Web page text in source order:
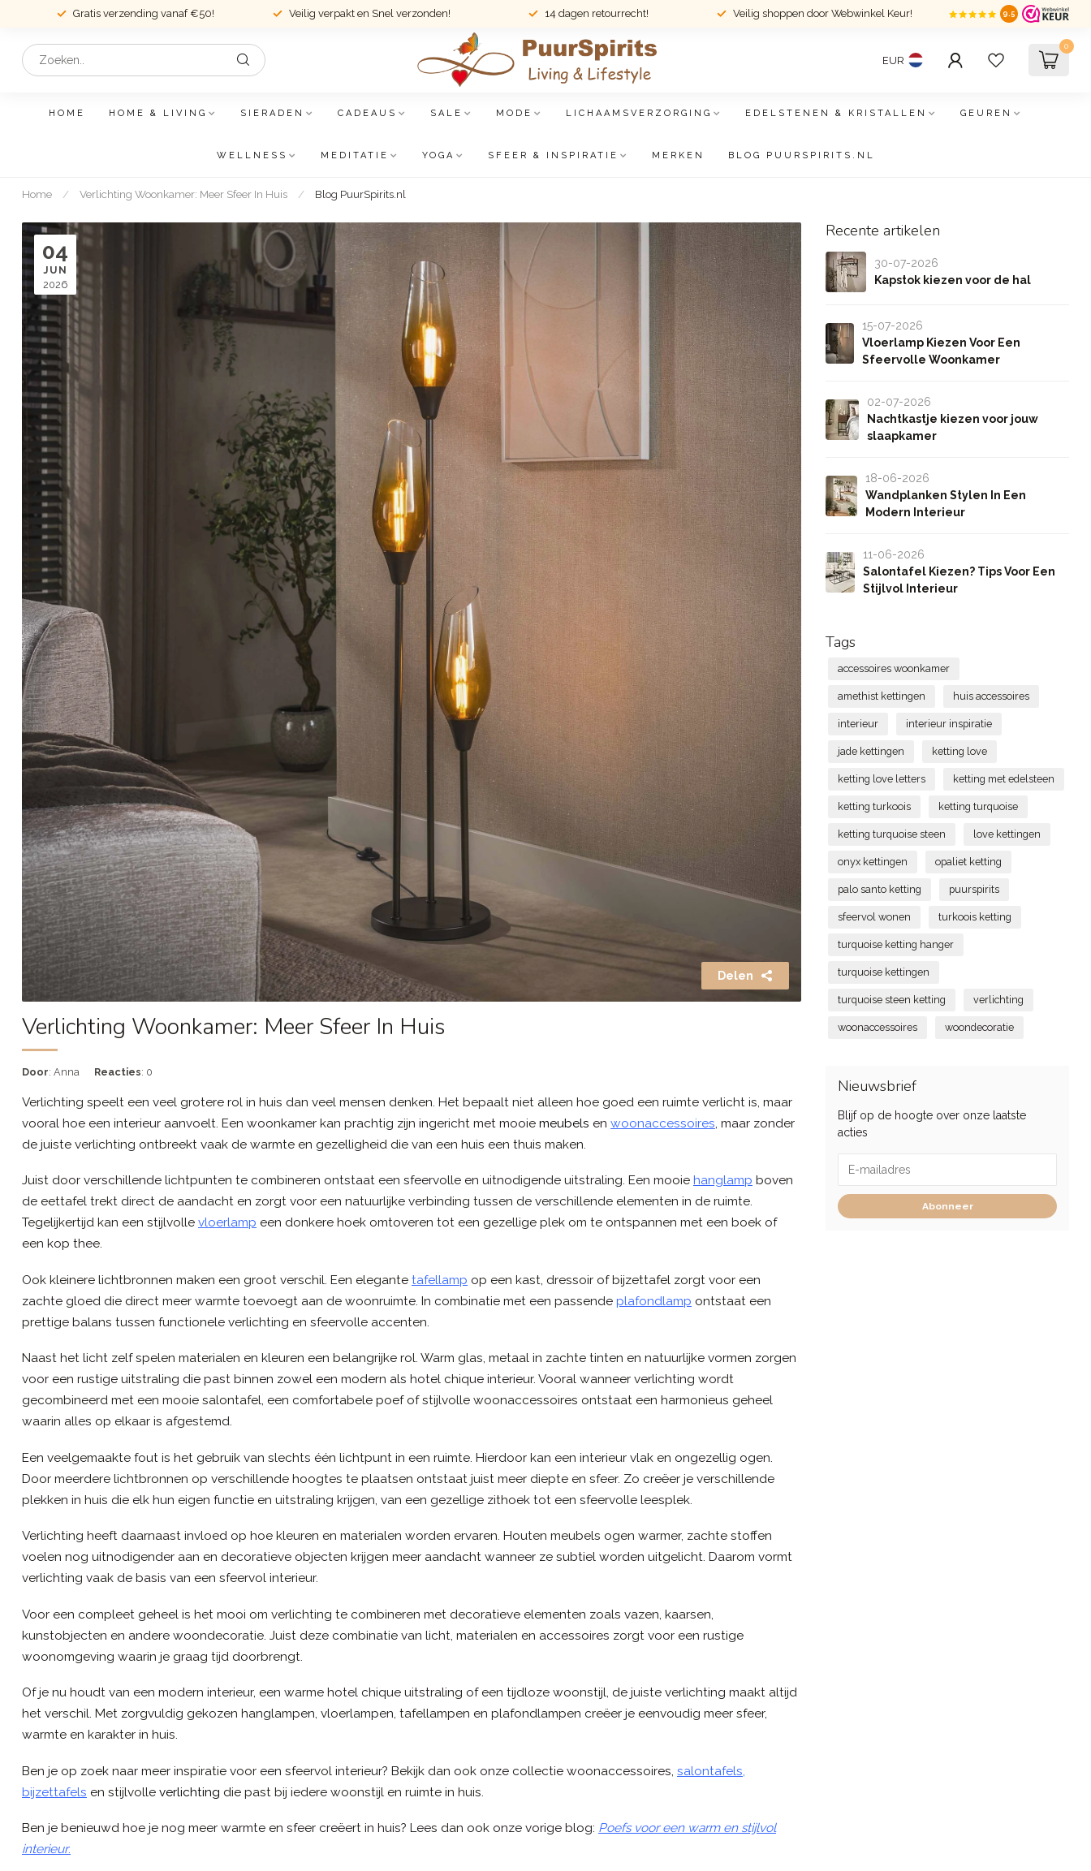
Gratis verzending vanaf €50! Veilig verpakt en Snel verzonden! 14 dagen retourrecht! Veilig shoppen door Webwinkel Keur! 9.5
EUR
0
HOME HOME & LIVING SIERADEN CADEAUS SALE MODE LICHAAMSVERZORGING EDELSTENEN & KRISTALLEN GEUREN
WELLNESS MEDITATIE YOGA SFEER & INSPIRATIE MERKEN BLOG PUURSPIRITS.NL
Home / Verlichting Woonkamer: Meer Sfeer In Huis / Blog PuurSpirits.nl
04
JUN
2026
Delen
Verlichting Woonkamer: Meer Sfeer In Huis
Door: Anna Reacties: 0
Verlichting speelt een veel grotere rol in huis dan veel mensen denken. Het bepaalt niet alleen hoe goed een ruimte verlicht is, maar
vooral hoe een interieur aanvoelt. Een woonkamer kan prachtig zijn ingericht met mooie meubels en woonaccessoires, maar zonder
de juiste verlichting ontbreekt vaak de warmte en gezelligheid die van een huis een thuis maken.
Juist door verschillende lichtpunten te combineren ontstaat een sfeervolle en uitnodigende uitstraling. Een mooie hanglamp boven
de eettafel trekt direct de aandacht en zorgt voor een natuurlijke verbinding tussen de verschillende elementen in de ruimte.
Tegelijkertijd kan een stijlvolle vloerlamp een donkere hoek omtoveren tot een gezellige plek om te ontspannen met een boek of
een kop thee.
Ook kleinere lichtbronnen maken een groot verschil. Een elegante tafellamp op een kast, dressoir of bijzettafel zorgt voor een
zachte gloed die direct meer warmte toevoegt aan de woonruimte. In combinatie met een passende plafondlamp ontstaat een
prettige balans tussen functionele verlichting en sfeervolle accenten.
Naast het licht zelf spelen materialen en kleuren een belangrijke rol. Warm glas, metaal in zachte tinten en natuurlijke vormen zorgen
voor een rustige uitstraling die past binnen zowel een modern als hotel chique interieur. Vooral wanneer verlichting wordt
gecombineerd met een mooie salontafel, een comfortabele poef of stijlvolle woonaccessoires ontstaat een harmonieus geheel
waarin alles op elkaar is afgestemd.
Een veelgemaakte fout is het gebruik van slechts één lichtpunt in een ruimte. Hierdoor kan een interieur vlak en ongezellig ogen.
Door meerdere lichtbronnen op verschillende hoogtes te plaatsen ontstaat juist meer diepte en sfeer. Zo creëer je verschillende
plekken in huis die elk hun eigen functie en uitstraling krijgen, van een gezellige zithoek tot een sfeervolle leesplek.
Verlichting heeft daarnaast invloed op hoe kleuren en materialen worden ervaren. Houten meubels ogen warmer, zachte stoffen
voelen nog uitnodigender aan en decoratieve objecten krijgen meer aandacht wanneer ze subtiel worden uitgelicht. Daarom vormt
verlichting vaak de basis van een sfeervol interieur.
Voor een compleet geheel is het mooi om verlichting te combineren met decoratieve elementen zoals vazen, kaarsen,
kunstobjecten en andere woondecoratie. Juist deze combinatie van licht, materialen en accessoires zorgt voor een rustige
woonomgeving waarin je graag tijd doorbrengt.
Of je nu houdt van een modern interieur, een warme hotel chique uitstraling of een tijdloze woonstijl, de juiste verlichting maakt altijd
het verschil. Met zorgvuldig gekozen hanglampen, vloerlampen, tafellampen en plafondlampen creëer je eenvoudig meer sfeer,
warmte en karakter in huis.
Ben je op zoek naar meer inspiratie voor een sfeervol interieur? Bekijk dan ook onze collectie woonaccessoires, salontafels,
bijzettafels en stijlvolle verlichting die past bij iedere woonstijl en ruimte in huis.
Ben je benieuwd hoe je nog meer warmte en sfeer creëert in huis? Lees dan ook onze vorige blog: Poefs voor een warm en stijlvol
interieur.
Recente artikelen
30-07-2026
Kapstok kiezen voor de hal
15-07-2026
Vloerlamp Kiezen Voor Een
Sfeervolle Woonkamer
02-07-2026
Nachtkastje kiezen voor jouw
slaapkamer
18-06-2026
Wandplanken Stylen In Een
Modern Interieur
11-06-2026
Salontafel Kiezen? Tips Voor Een
Stijlvol Interieur
Tags
accessoires woonkamer
amethist kettingen huis accessoires
interieur interieur inspiratie
jade kettingen ketting love
ketting love letters ketting met edelsteen
ketting turkoois ketting turquoise
ketting turquoise steen love kettingen
onyx kettingen opaliet ketting
palo santo ketting puurspirits
sfeervol wonen turkoois ketting
turquoise ketting hanger
turquoise kettingen
turquoise steen ketting verlichting
woonaccessoires woondecoratie
Nieuwsbrief
Blijf op de hoogte over onze laatste
acties
Abonneer